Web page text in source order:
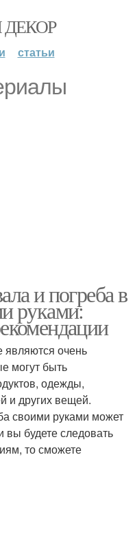
ДЕКОР
статьи
и погреба в
руками:
являются очень
могут быть
одежды,
и других вещей.
своими руками может
вы будете следовать
то сможете